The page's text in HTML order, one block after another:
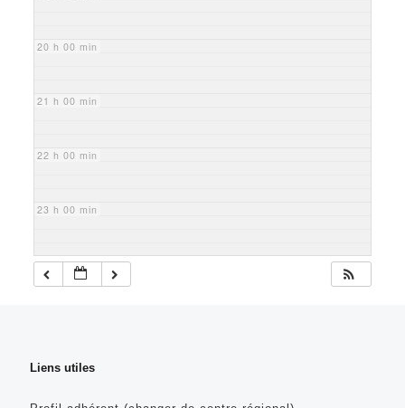
20 h 00 min
21 h 00 min
22 h 00 min
23 h 00 min
Liens utiles